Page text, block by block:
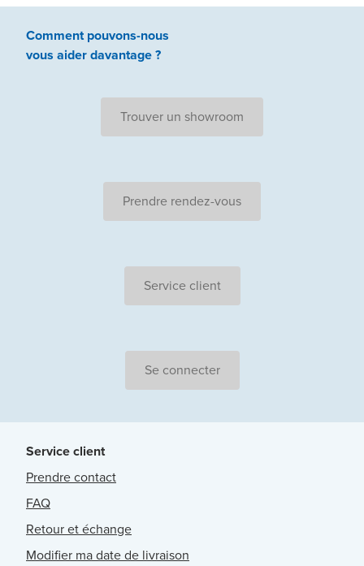
Comment pouvons-nous
vous aiderdavantage ?
Trouver un showroom
Prendre rendez-vous
Service client
Se connecter
Service client
Prendre contact
FAQ
Retour et échange
Modifier ma date de livraison